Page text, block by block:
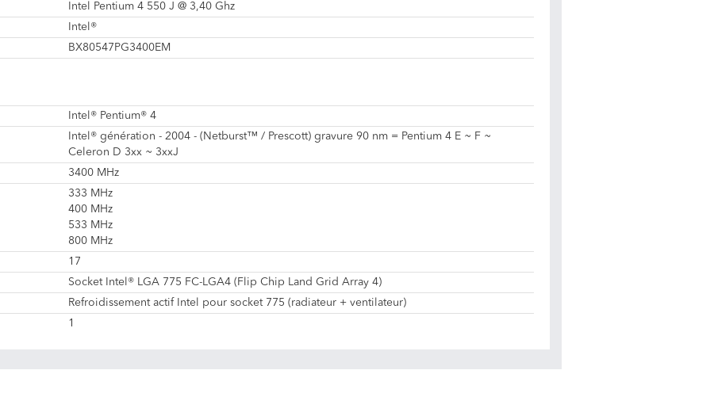
Intel Pentium 4 550 J @ 3,40 Ghz
Intel®
BX80547PG3400EM
Intel® Pentium® 4
Intel® génération - 2004 - (Netburst™ / Prescott) gravure 90 nm = Pentium 4 E ~ F ~
Celeron D 3xx ~ 3xxJ
3400 MHz
333 MHz
400 MHz
533 MHz
800 MHz
17
Socket Intel® LGA 775 FC-LGA4 (Flip Chip Land Grid Array 4)
Refroidissement actif Intel pour socket 775 (radiateur + ventilateur)
1